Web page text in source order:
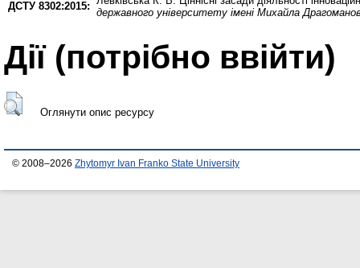
ДСТУ 8302:2015:
державного університету імені Михайла
Дії ​​(потрібно ввійти)
Оглянути опис ресурсу
© 2008–2026 Zhytomyr Ivan Franko State University